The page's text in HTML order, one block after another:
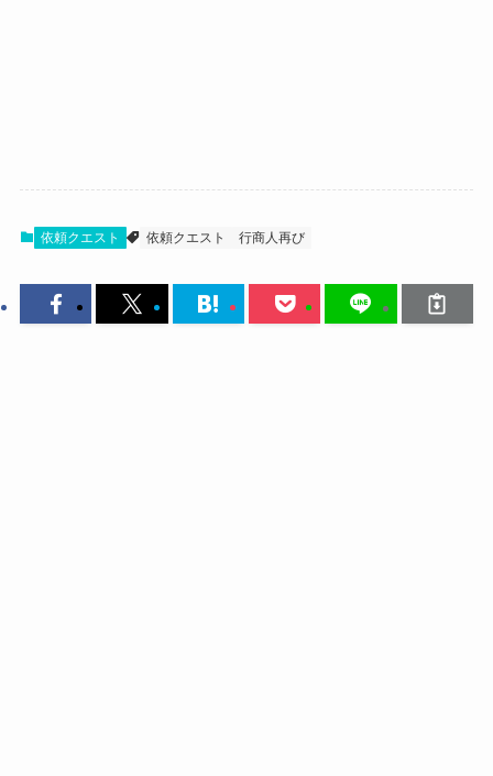
依頼クエスト 依頼クエスト 行商人再び